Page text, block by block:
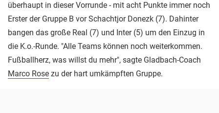
überhaupt in dieser Vorrunde - mit acht Punkte immer noch
Erster der Gruppe B vor Schachtjor Donezk (7). Dahinter
bangen das große Real (7) und Inter (5) um den Einzug in
die K.o.-Runde. "Alle Teams können noch weiterkommen.
Fußballherz, was willst du mehr", sagte Gladbach-Coach
Marco Rose zu der hart umkämpften Gruppe.